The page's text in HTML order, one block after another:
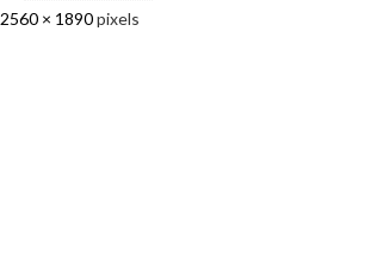
2560 × 1890pixels